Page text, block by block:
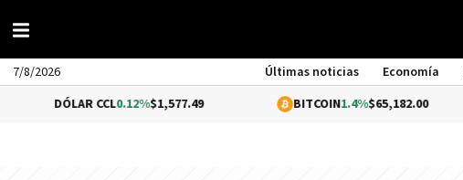
7/8/2026 Últimas noticias Economía
CCL0.12%$1,577.49 BITCOIN1.4%$65,182.00